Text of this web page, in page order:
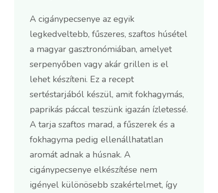
A cigánypecsenye az egyik
legkedveltebb, fűszeres, szaftos húsétel
a magyar gasztronómiában, amelyet
serpenyőben vagy akár grillen is el
lehet készíteni. Ez a recept
sertéstarjából készül, amit fokhagymás,
paprikás páccal teszünk igazán ízletessé.
A tarja szaftos marad, a fűszerek és a
fokhagyma pedig ellenállhatatlan
aromát adnak a húsnak. A
cigánypecsenye elkészítése nem
igényel különösebb szakértelmet, így